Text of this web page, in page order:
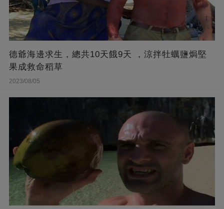
德爺海邊求生，總共10天餓9天 ，涼拌牡蠣鹽焗堅
果成救命稻草
2023/08/05